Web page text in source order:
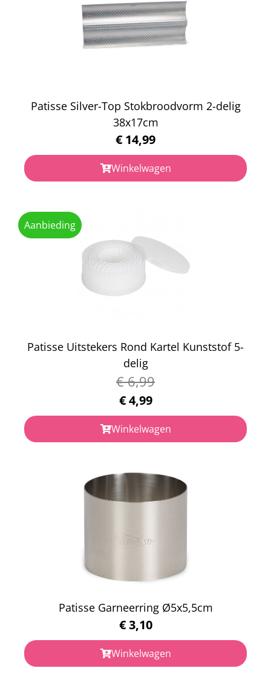
Patisse Silver-Top Stokbroodvorm 2-delig
38x17cm
€ 14,99
Winkelwagen
Aanbieding
Patisse Uitstekers Rond Kartel Kunststof 5-
delig
€6,99
€4,99
Winkelwagen
Patisse Garneerring Ø5x5,5cm
€3,10
Winkelwagen